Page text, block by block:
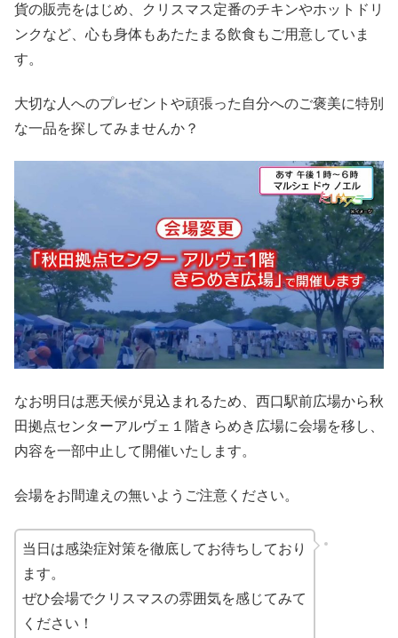
貨の販売をはじめ、クリスマス定番のチキンやホットドリ
ンクなど、心も身体もあたたまる飲食もご用意していま
す。
大切な人へのプレゼントや頑張った自分へのご褒美に特別
な一品を探してみませんか？
なお明日は悪天候が見込まれるため、西口駅前広場から秋
田拠点センターアルヴェ１階きらめき広場に会場を移し、
内容を一部中止して開催いたします。
会場をお間違えの無いようご注意ください。
当日は感染症対策を徹底してお待ちしており
ます。
ぜひ会場でクリスマスの雰囲気を感じてみて
ください！